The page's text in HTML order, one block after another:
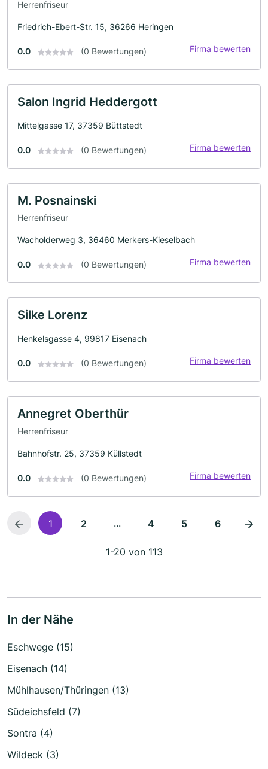
Herrenfriseur
Friedrich-Ebert-Str. 15, 36266 Heringen
0.0 (0 Bewertungen) Firma bewerten
Salon Ingrid Heddergott
Mittelgasse 17, 37359 Büttstedt
0.0 (0 Bewertungen) Firma bewerten
M. Posnainski
Herrenfriseur
Wacholderweg 3, 36460 Merkers-Kieselbach
0.0 (0 Bewertungen) Firma bewerten
Silke Lorenz
Henkelsgasse 4, 99817 Eisenach
0.0 (0 Bewertungen) Firma bewerten
Annegret Oberthür
Herrenfriseur
Bahnhofstr. 25, 37359 Küllstedt
0.0 (0 Bewertungen) Firma bewerten
1 2 ... 4 5 6
1-20 von 113
In der Nähe
Eschwege (15)
Eisenach (14)
Mühlhausen/Thüringen (13)
Südeichsfeld (7)
Sontra (4)
Wildeck (3)